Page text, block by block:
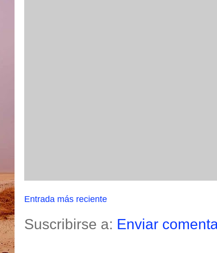
Entrada más reciente
Suscribirse a: Enviar